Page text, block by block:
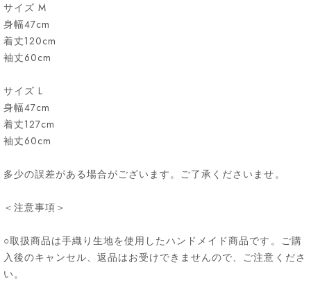
サイズ M
身幅47cm
着丈120cm
袖丈60cm
サイズ L
身幅47cm
着丈127cm
袖丈60cm
多少の誤差がある場合がございます。ご了承くださいませ。
＜注意事項＞
○取扱商品は手織り生地を使用したハンドメイド商品です。ご購
入後のキャンセル、返品はお受けできませんので、ご注意くださ
い。